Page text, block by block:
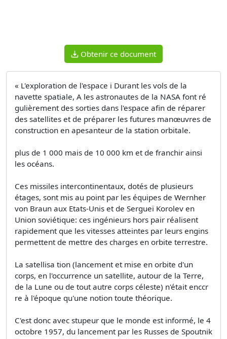
Obtenir ce document
« L'exploration de l'espace i Durant les vols de la
navette spatiale, A les astronautes de la NASA font ré
gulièrement des sorties dans l'espace afin de réparer
des satellites et de préparer les futures manœuvres de
construction en apesanteur de la station orbitale.
plus de 1 000 mais de 10 000 km et de franchir ainsi
les océans.
Ces missiles intercontinentaux, dotés de plusieurs
étages, sont mis au point par les équipes de Wernher
von Braun aux Etats-Unis et de Sergueï Korolev en
Union soviétique: ces ingénieurs hors pair réalisent
rapidement que les vitesses atteintes par leurs engins
permettent de mettre des charges en orbite terrestre.
La satellisa­ tion (lancement et mise en orbite d'un
corps, en l'occurrence un satellite, autour de la Terre,
de la Lune ou de tout autre corps céleste) n'était enccr
re à l'époque qu'une notion toute théorique.
C'est donc avec stupeur que le monde est informé, le 4
octobre 1957, du lancement par les Russes de Spoutnik